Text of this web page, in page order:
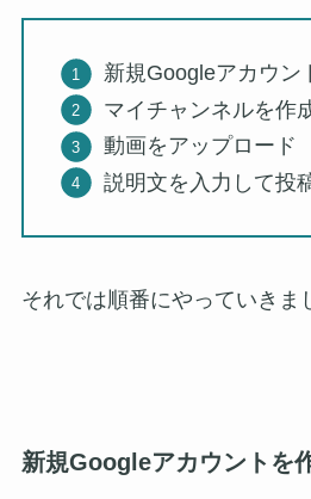
新規Googleアカウン
マイチャンネルを作
動画をアップロード
説明文を入力して投
それでは順番にやっていきま
新規Googleアカウントを